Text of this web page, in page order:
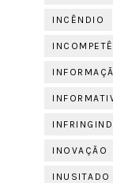
INCÊNDIO
INOVAÇÃO
INUSITADO